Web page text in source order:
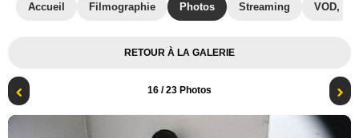
Accueil Filmographie Photos Streaming VOD,
RETOUR À LA GALERIE
16 / 23 Photos